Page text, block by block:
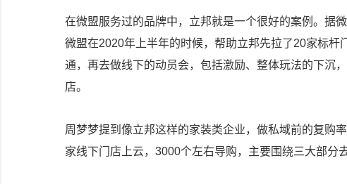
在微盟服务过的品牌中，立邦就是一个很好的案例。据
微盟在2020年上半年的时候，帮助立邦先拉了20家标
通，再去做线下的动员会，包括激励、整体玩法的下沉
店。
周梦梦提到像立邦这样的家装类企业，做私域前的复购
家线下门店上云，3000个左右导购，主要围绕三大部分